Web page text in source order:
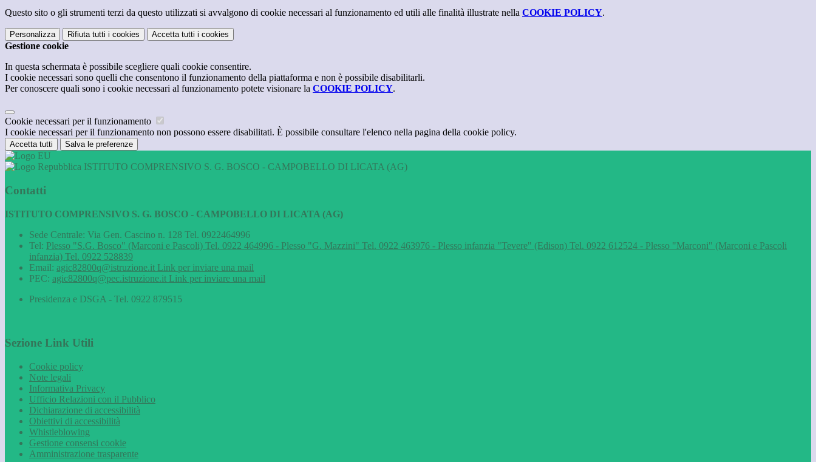
Questo sito o gli strumenti terzi da questo utilizzati si avvalgono di cookie necessari al funzionamento ed utili alle finalità illustrate nella COOKIE POLICY.
Personalizza Rifiuta tutti i cookies Accetta tutti i cookies
Gestione cookie
In questa schermata è possibile scegliere quali cookie consentire.
I cookie necessari sono quelli che consentono il funzionamento della piattaforma e non è possibile disabilitarli.
Per conoscere quali sono i cookie necessari al funzionamento potete visionare la COOKIE POLICY.
Cookie necessari per il funzionamento
I cookie necessari per il funzionamento non possono essere disabilitati. È possibile consultare l'elenco nella pagina della cookie policy.
Accetta tutti Salva le preferenze
ISTITUTO COMPRENSIVO S. G. BOSCO - CAMPOBELLO DI LICATA (AG)
Contatti
ISTITUTO COMPRENSIVO S. G. BOSCO - CAMPOBELLO DI LICATA (AG)
Sede Centrale: Via Gen. Cascino n. 128 Tel. 0922464996
Tel: Plesso "S.G. Bosco" (Marconi e Pascoli) Tel. 0922 464996 - Plesso "G. Mazzini" Tel. 0922 463976 - Plesso infanzia "Tevere" (Edison) Tel. 0922 612524 - Plesso "Marconi" (Marconi e Pascoli
infanzia) Tel. 0922 528839
Email: agic82800q@istruzione.it Link per inviare una mail
PEC: agic82800q@pec.istruzione.it Link per inviare una mail
Presidenza e DSGA - Tel. 0922 879515
Sezione Link Utili
Cookie policy
Note legali
Informativa Privacy
Ufficio Relazioni con il Pubblico
Dichiarazione di accessibilità
Obiettivi di accessibilità
Whistleblowing
Gestione consensi cookie
Amministrazione trasparente